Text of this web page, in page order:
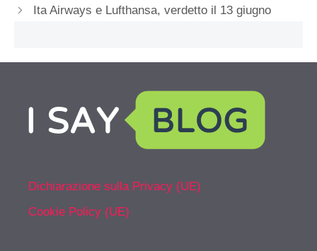
Ita Airways e Lufthansa, verdetto il 13 giugno
Dichiarazione sulla Privacy (UE)
Cookie Policy (UE)